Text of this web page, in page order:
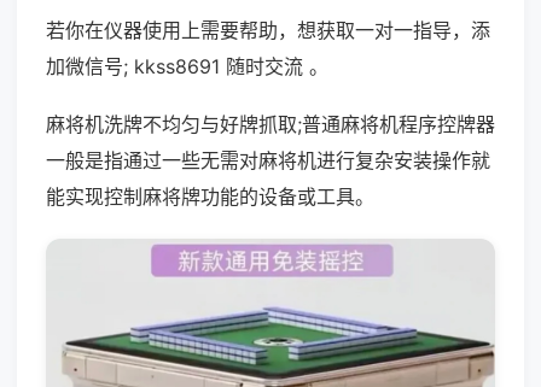
若你在仪器使用上需要帮助，想获取一对一指导，添
加微信号; kkss8691 随时交流 。
麻将机洗牌不均匀与好牌抓取;普通麻将机程序控牌器
一般是指通过一些无需对麻将机进行复杂安装操作就
能实现控制麻将牌功能的设备或工具。